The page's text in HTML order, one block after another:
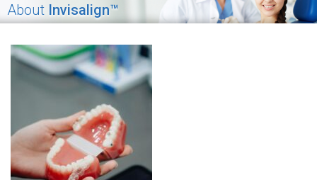
About Invisalign™